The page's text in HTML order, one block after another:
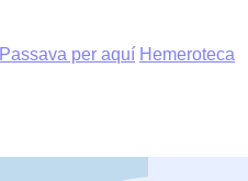
Passava per aquí Hemeroteca